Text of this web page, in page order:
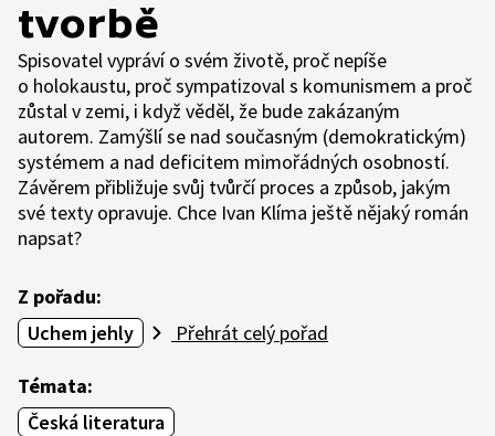
tvorbě
Spisovatel vypráví o svém životě, proč nepíše
o holokaustu, proč sympatizoval s komunismem a proč
zůstal v zemi, i když věděl, že bude zakázaným
autorem. Zamýšlí se nad současným (demokratickým)
systémem a nad deficitem mimořádných osobností.
Závěrem přibližuje svůj tvůrčí proces a způsob, jakým
své texty opravuje. Chce Ivan Klíma ještě nějaký román
napsat?
Z pořadu:
Uchem jehly
Přehrát celý pořad
Témata:
Česká literatura